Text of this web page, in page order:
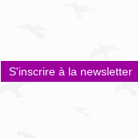
S'inscrire à la newsletter